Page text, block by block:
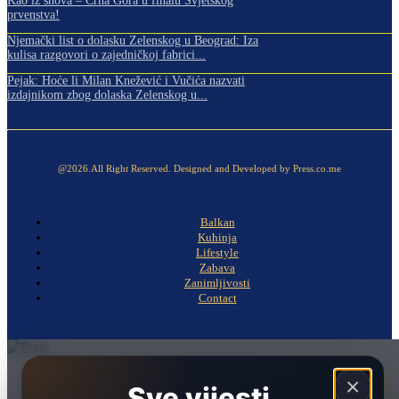
prvenstva!
Njemački list o dolasku Zelenskog u Beograd: Iza
kulisa razgovori o zajedničkoj fabrici...
Pejak: Hoće li Milan Knežević i Vučića nazvati
izdajnikom zbog dolaska Zelenskog u...
@2026.All Right Reserved. Designed and Developed by Press.co.me
Balkan
Kuhinja
Lifestyle
Zabava
Zanimljivosti
Contact
×